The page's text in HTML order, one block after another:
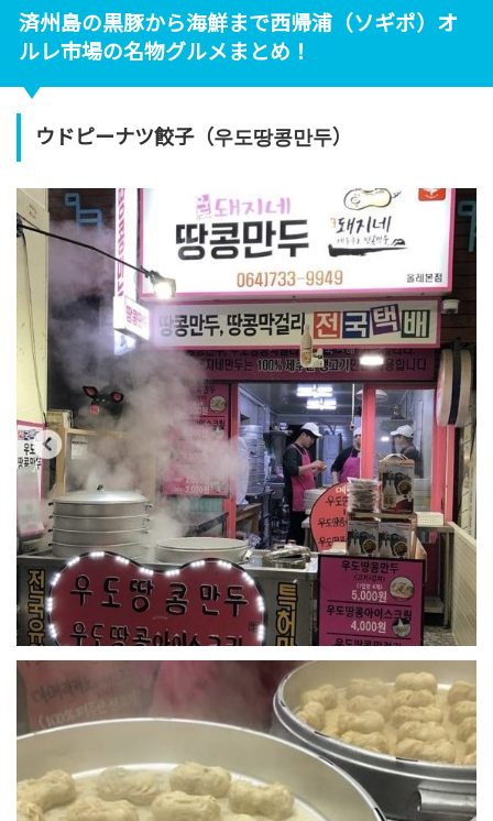
済州島の黒豚から海鮮まで西帰浦（ソギポ）オ
ルレ市場の名物グルメまとめ！
ウドピーナツ餃子（우도땅콩만두）